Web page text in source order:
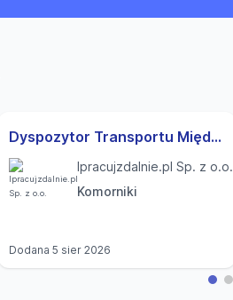
Dyspozytor Transportu Międzynarodowego (K,M)
Ipracujzdalnie.pl Sp. z o.o.
Komorniki
Dodana 5 sier 2026